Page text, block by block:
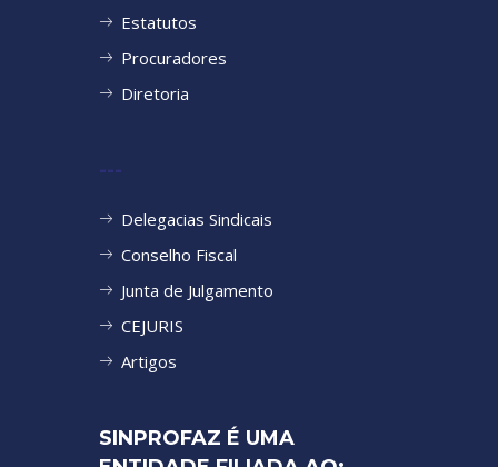
Estatutos
Procuradores
Diretoria
---
Delegacias Sindicais
Conselho Fiscal
Junta de Julgamento
CEJURIS
Artigos
SINPROFAZ É UMA